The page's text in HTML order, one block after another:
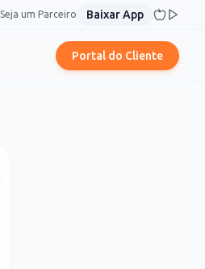
Seja um Parceiro Baixar App
Portal do Cliente